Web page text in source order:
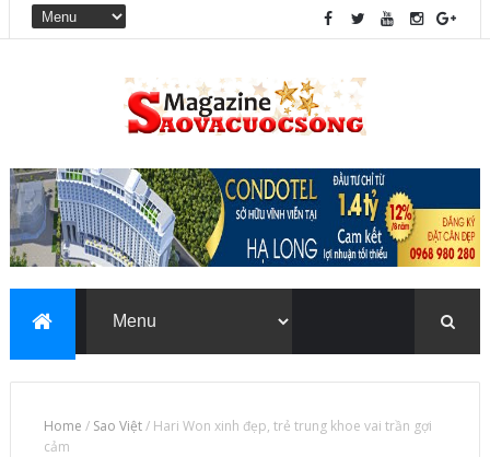
Home / Sao Việt/ Hari Won xinh đẹp, trẻ trung khoe vai trần gợi
cảm